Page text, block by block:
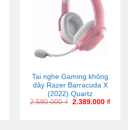
Tai nghe Gaming không
dây Razer Barracuda X
(2022) Quartz
2.590.000₫ 2.389.000 ₫